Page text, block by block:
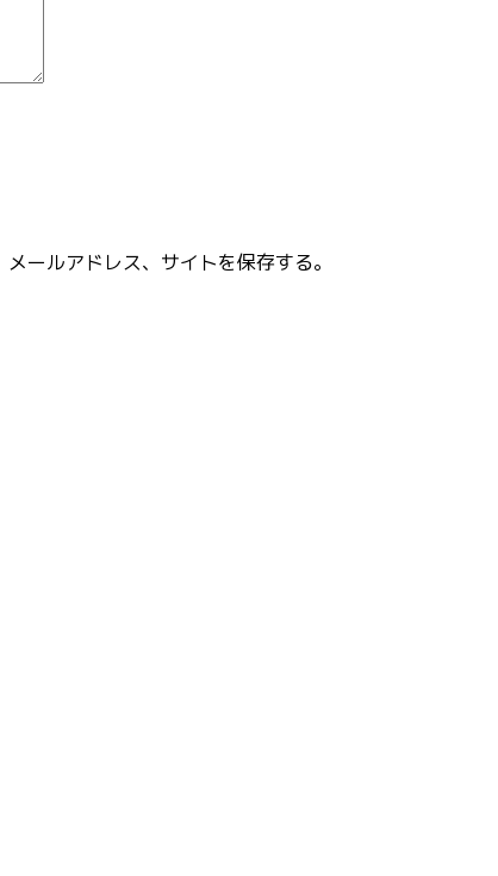
ールアドレス、サイトを保存する。